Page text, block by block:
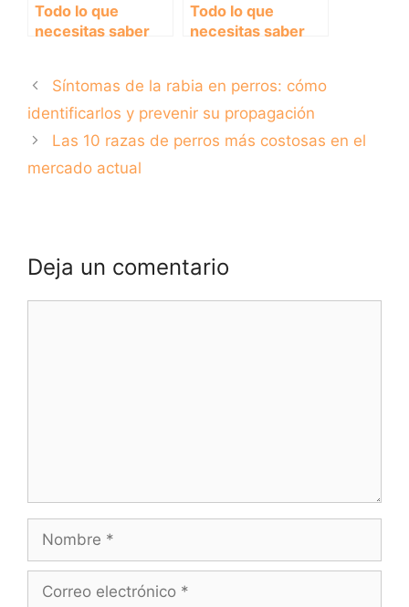
Todo lo que
necesitas saber
prevención y
tratamientos
Todo lo que
necesitas saber
perros: síntomas,
tratamientos y
prevención.
Síntomas de la rabia en perros: cómo
identificarlos y prevenir su propagación
Las 10 razas de perros más costosas en el
mercado actual
Deja un comentario